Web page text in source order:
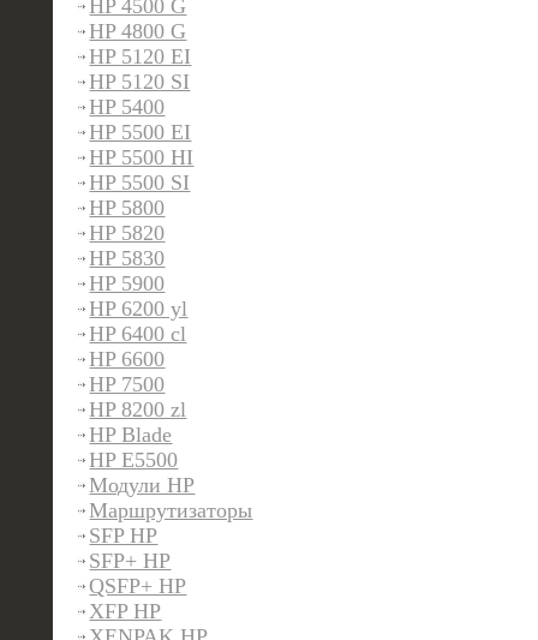
HP 4500 G
HP 4800 G
HP 5120 EI
HP 5120 SI
HP 5400
HP 5500 EI
HP 5500 HI
HP 5500 SI
HP 5800
HP 5820
HP 5830
HP 5900
HP 6200 yl
HP 6400 cl
HP 6600
HP 7500
HP 8200 zl
HP Blade
HP E5500
Модули HP
Маршрутизаторы
SFP HP
SFP+ HP
QSFP+ HP
XFP HP